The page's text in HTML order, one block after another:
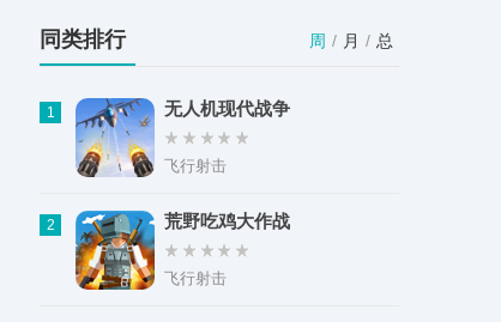
像素先锋小队安卓版
类型：其它游戏
周 / 月 / 总
同类排行
1 无人机现代战争
飞行射击
2 荒野吃鸡大作战
飞行射击